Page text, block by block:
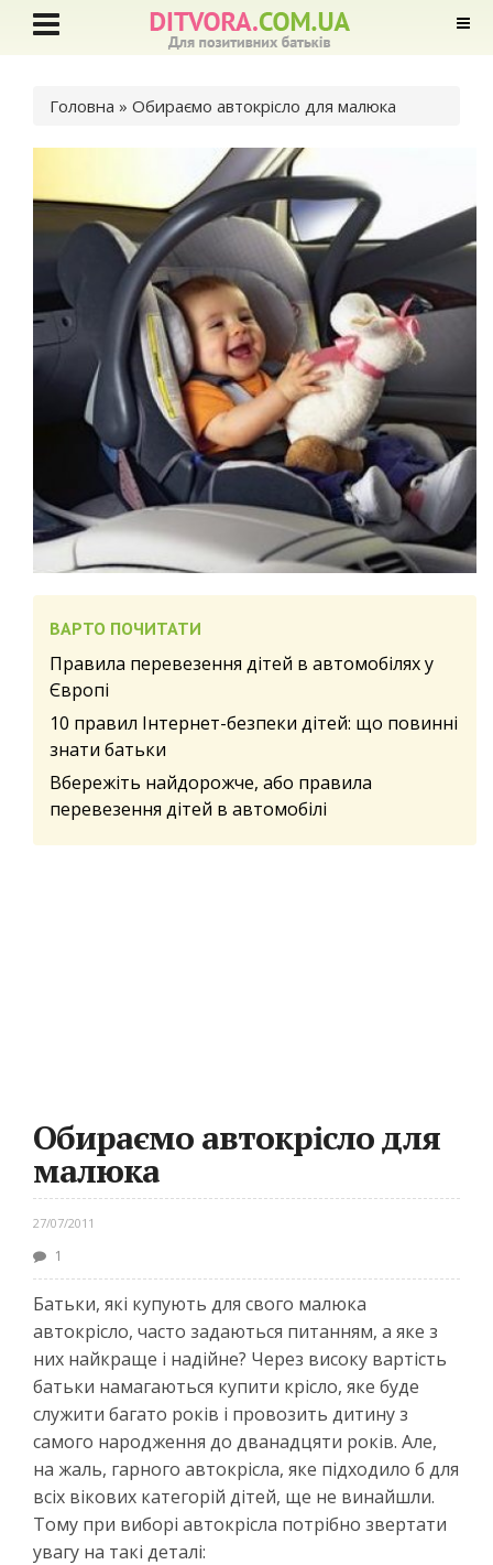
Ви є тут
Головна » Обираємо автокрісло для малюка
ВАРТО ПОЧИТАТИ
Правила перевезення дітей в автомобілях у
Європі
10 правил Інтернет-безпеки дітей: що повинні
знати батьки
Вбережіть найдорожче, або правила
перевезення дітей в автомобілі
Обираємо автокрісло для
малюка
27/07/2011
1
Батьки, які купують для свого малюка
автокрісло, часто задаються питанням, а яке з
них найкраще і надійне? Через високу вартість
батьки намагаються купити крісло, яке буде
служити багато років і провозить дитину з
самого народження до дванадцяти років. Але,
на жаль, гарного автокрісла, яке підходило б для
всіх вікових категорій дітей, ще не винайшли.
Тому при виборі автокрісла потрібно звертати
увагу на такі деталі: